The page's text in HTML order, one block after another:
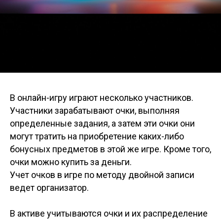
В онлайн-игру играют несколько участников.
Участники зарабатывают очки, выполняя
определенные задания, а затем эти очки они
могут тратить на приобретение каких-либо
бонусных предметов в этой же игре. Кроме того,
очки можно купить за деньги.
Учет очков в игре по методу двойной записи
ведет организатор.
В активе учитываются очки и их распределение